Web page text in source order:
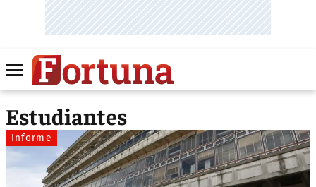
Estudiantes
Informe